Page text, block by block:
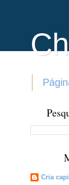
Cria